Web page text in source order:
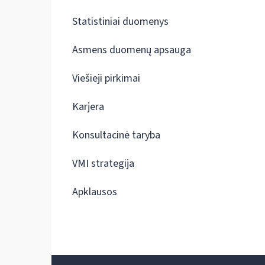
Statistiniai duomenys
Asmens duomenų apsauga
Viešieji pirkimai
Karjera
Konsultacinė taryba
VMI strategija
Apklausos